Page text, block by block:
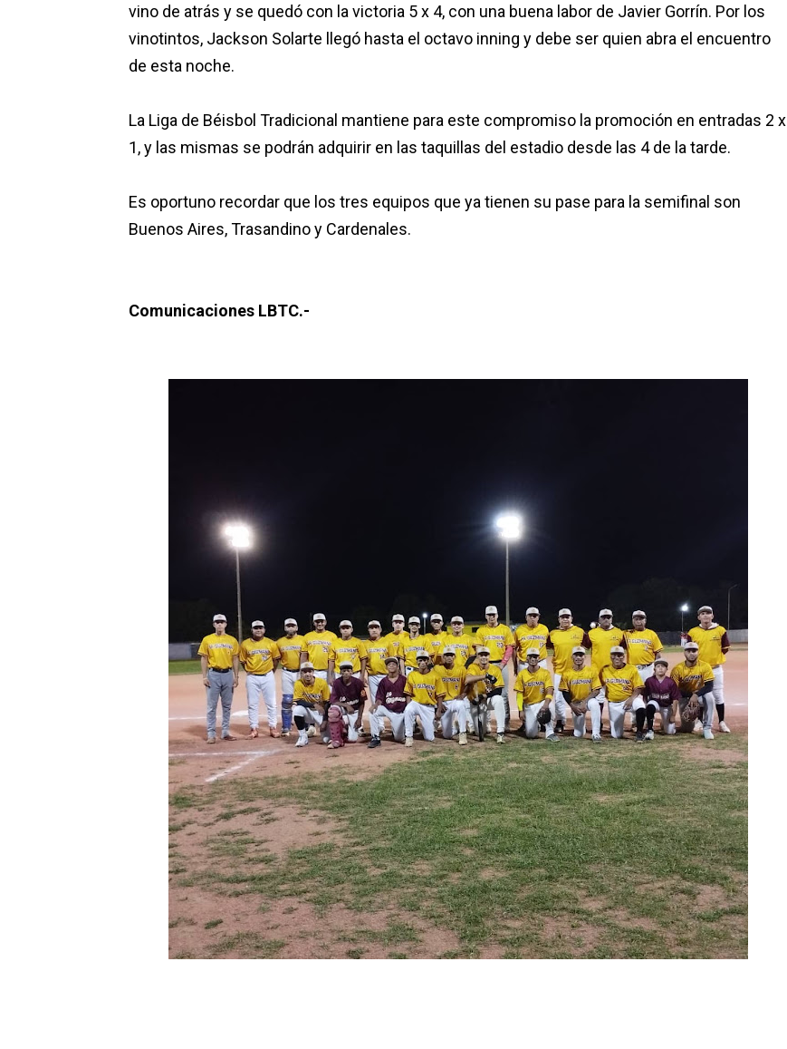
vino de atrás y se quedó con la victoria 5 x 4, con una buena labor de Javier Gorrín. Por los
vinotintos, Jackson Solarte llegó hasta el octavo inning y debe ser quien abra el encuentro
de esta noche.
La Liga de Béisbol Tradicional mantiene para este compromiso la promoción en entradas 2 x
1, y las mismas se podrán adquirir en las taquillas del estadio desde las 4 de la tarde.
Es oportuno recordar que los tres equipos que ya tienen su pase para la semifinal son
Buenos Aires, Trasandino y Cardenales.
Comunicaciones LBTC.-